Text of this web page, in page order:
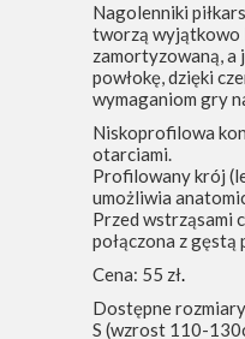
Nagolenniki
tworzą wyjątkowo
zamortyzowaną, a
powłokę, dzięki
wymaganiom gry
Niskoprofilowa
otarciami.
Profilowany krój
umożliwia
Przed wstrząsami
połączona z gęstą
Cena: 55 zł.
Dostępne
S (wzrost 110-